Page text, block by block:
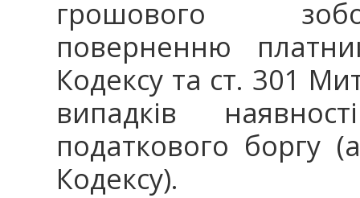
грошового
поверненню
Кодексу та ст. 301
випадків
податкового боргу
Кодексу).